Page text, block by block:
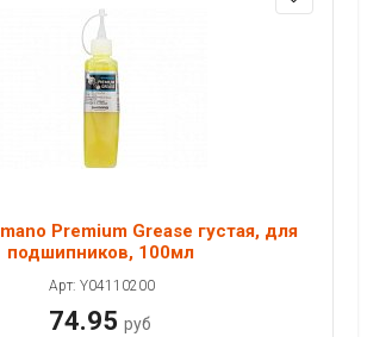
Premium Grease густая, для
подшипников, 100мл
Арт: Y04110200
74.95 руб